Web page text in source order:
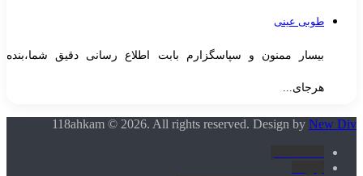
طوبی عینی
بیسار ممنون و سپاسگزارم بابت اطلاع رسانی دقیق شما،بنده
هرجای...
118ahkam © 2026. All rights reserved. Design byNew